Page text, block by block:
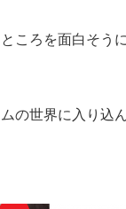
ころを面白そう
の世界に入り込